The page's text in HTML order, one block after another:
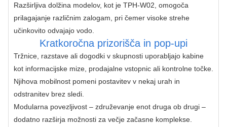
Razširljiva dolžina modelov, kot je TPH-W02, omogoča
prilagajanje različnim zalogam, pri čemer visoke strehe
učinkovito odvajajo vodo.
Kratkoročna prizorišča in pop-upi
Tržnice, razstave ali dogodki v skupnosti uporabljajo kabine
kot informacijske mize, prodajalne vstopnic ali kontrolne točke.
Njihova mobilnost pomeni postavitev v nekaj urah in
odstranitev brez sledi.
Modularna povezljivost – združevanje enot druga ob drugi –
dodatno razširja možnosti za večje začasne komplekse.